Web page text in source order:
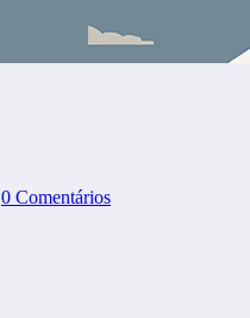
0 Comentários